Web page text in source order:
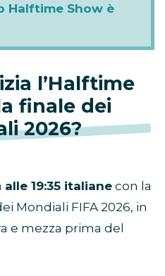
Halftime Show è
l’Halftime
finale dei
2026?
alle 19:35 italiane con la
Mondiali FIFA 2026, in
e mezza prima del